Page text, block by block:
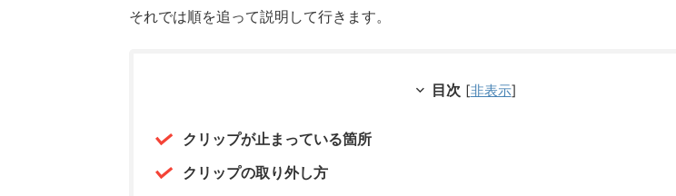
それでは順を追って説明して行きます。
目次 [非表示]
クリップが止まっている箇所
クリップの取り外し方